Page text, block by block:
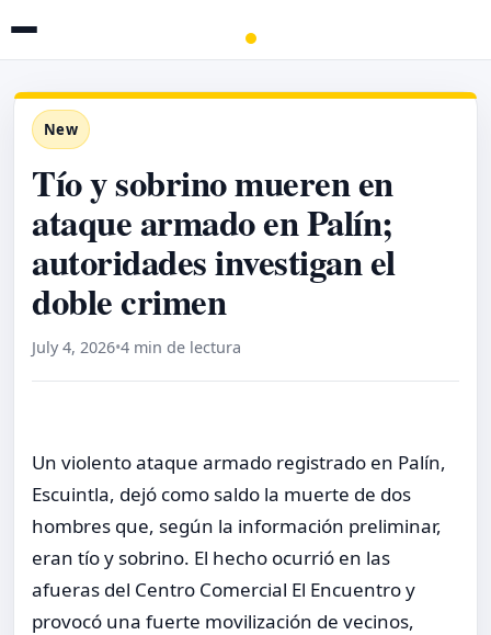
New
Tío y sobrino mueren en
ataque armado en Palín;
autoridades investigan el
doble crimen
July 4, 2026•4 min de lectura
Un violento ataque armado registrado en Palín,
Escuintla, dejó como saldo la muerte de dos
hombres que, según la información preliminar,
eran tío y sobrino. El hecho ocurrió en las
afueras del Centro Comercial El Encuentro y
provocó una fuerte movilización de vecinos,